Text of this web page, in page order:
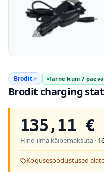
Brodit↗ Tarne kuni 7 päeva
Brodit charging
135,11 €
Hind ilma käibemaksuta ·
Kogusesoodustused